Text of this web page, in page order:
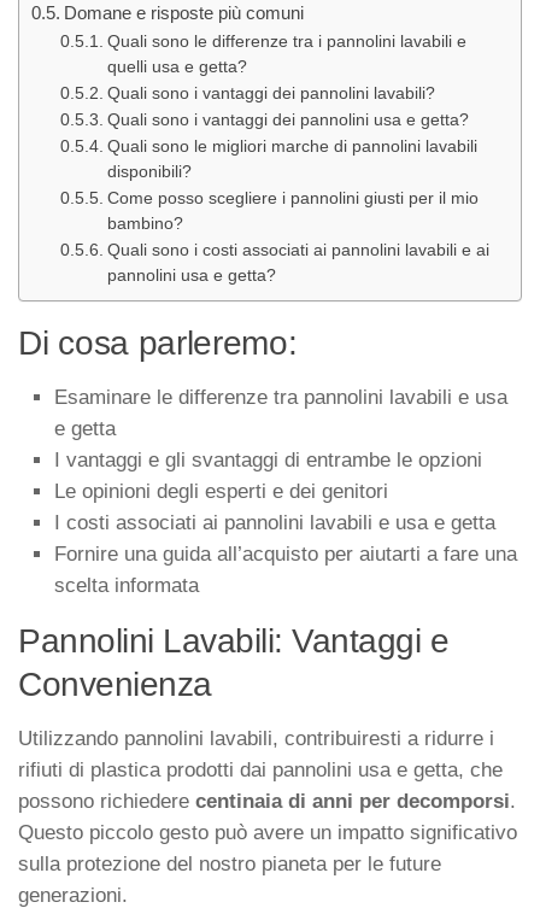
Domane e risposte più comuni
Quali sono le differenze tra i pannolini lavabili e
quelli usa e getta?
Quali sono i vantaggi dei pannolini lavabili?
Quali sono i vantaggi dei pannolini usa e getta?
Quali sono le migliori marche di pannolini lavabili
disponibili?
Come posso scegliere i pannolini giusti per il mio
bambino?
Quali sono i costi associati ai pannolini lavabili e ai
pannolini usa e getta?
Di cosa parleremo:
Esaminare le differenze tra pannolini lavabili e usa
e getta
I vantaggi e gli svantaggi di entrambe le opzioni
Le opinioni degli esperti e dei genitori
I costi associati ai pannolini lavabili e usa e getta
Fornire una guida all’acquisto per aiutarti a fare una
scelta informata
Pannolini Lavabili: Vantaggi e
Convenienza
Utilizzando pannolini lavabili, contribuiresti a ridurre i
rifiuti di plastica prodotti dai pannolini usa e getta, che
possono richiedere centinaia di anni per decomporsi.
Questo piccolo gesto può avere un impatto significativo
sulla protezione del nostro pianeta per le future
generazioni.